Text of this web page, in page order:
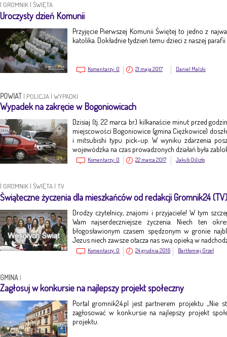
| GROMNIK | ŚWIĘTA
Uroczysty dzień Komunii
Przyjęcie Pierwszej Komunii Świętej to jedno z
katolika. Dokładnie tydzień temu dzieci z naszej
Komentarzy: 0 21 maja 2017 Daniel Malski
POWIAT | POLICJA | WYPADKI
Wypadek na zakręcie w Bogoniowicach
Dzisiaj (tj. 22 marca br.) kilkanaście minut przed
miejscowości Bogoniowice (gmina Ciężkowice)
i mitsubishi typu pick-up. W wyniku zdarzenia
wojewódzka na czas prowadzonych działań była
Komentarzy: 0 22 marca 2017 Jakub Oślizło
| GROMNIK | ŚWIĘTA | TV
Świąteczne życzenia dla mieszkańców od redakcji Gromnik24 (TV)
Drodzy czytelnicy, znajomi i przyjaciele! W tym
Wam najserdeczniejsze życzenia. Niech ten
błogosławionym czasem spędzonym w gronie
Jezus niech zawsze otacza nas swą opieką w
Komentarzy: 0 24 grudnia 2016 Bartłomiej Orzeł
GMINA |
Zagłosuj w konkursie na najlepszy projekt społeczny
Portal gromnik24.pl jest partnerem projektu „Nie
zagłosować w konkursie na najlepszy projekt
projektu.